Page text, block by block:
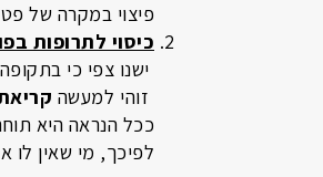
פיצוי במקרה של
כיסוי לתרופות
ישנו צפי כי
זוהי למעשה
ככל הנראה היא
לפיכך, מי שאין לו